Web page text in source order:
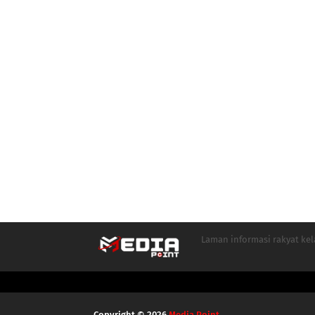
Laman informasi rakyat